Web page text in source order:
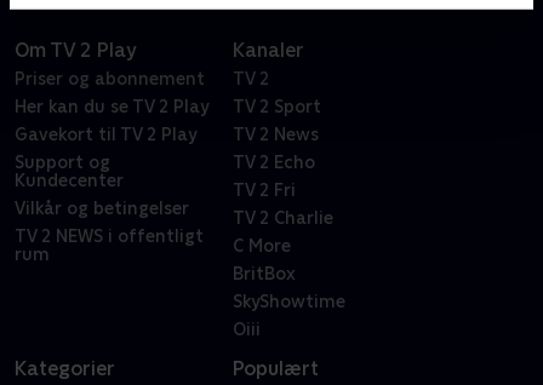
Om TV 2 Play
Priser og abonnement
Her kan du se TV 2 Play
Gavekort til TV 2 Play
Support og
Kundecenter
Vilkår og betingelser
TV 2 NEWS i offentligt
rum
Kanaler
TV 2
TV 2 Sport
TV 2 News
TV 2 Echo
TV 2 Fri
TV 2 Charlie
C More
BritBox
SkyShowtime
Oiii
Kategorier Populært